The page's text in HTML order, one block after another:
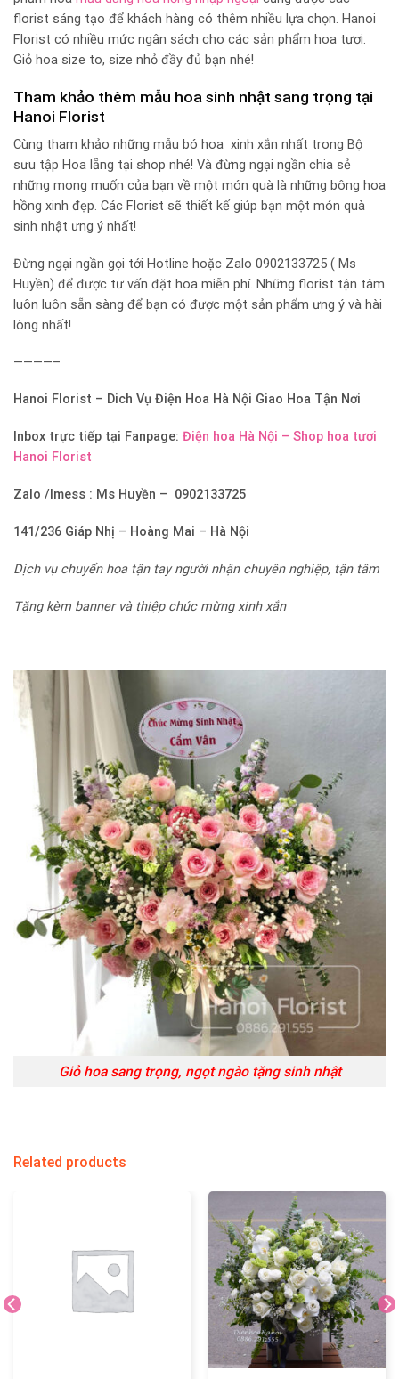
florist sáng tạo để khách hàng có thêm nhiều lựa chọn. Hanoi
Florist có nhiều mức ngân sách cho các sản phẩm hoa tươi.
Giỏ hoa size to, size nhỏ đầy đủ bạn nhé!
Tham khảo thêm mẫu hoa sinh nhật sang trọng tại
Hanoi Florist
Cùng tham khảo những mẫu bó hoa xinh xắn nhất trong Bộ
sưu tập Hoa lẵng tại shop nhé! Và đừng ngại ngần chia sẻ
những mong muốn của bạn về một món quà là những bông hoa
hồng xinh đẹp. Các Florist sẽ thiết kế giúp bạn một món quà
sinh nhật ưng ý nhất!
Đừng ngại ngần gọi tới Hotline hoặc Zalo 0902133725 ( Ms
Huyền) để được tư vấn đặt hoa miễn phí. Những florist tận tâm
luôn luôn sẵn sàng để bạn có được một sản phẩm ưng ý và hài
lòng nhất!
————–
Hanoi Florist – Dich Vụ Điện Hoa Hà Nội Giao Hoa Tận Nơi
Inbox trực tiếp tại Fanpage: Điện hoa Hà Nội – Shop hoa tươi
Hanoi Florist
Zalo /Imess : Ms Huyền – 0902133725
141/236 Giáp Nhị – Hoàng Mai – Hà Nội
Dịch vụ chuyển hoa tận tay người nhận chuyên nghiệp, tận tâm
Tặng kèm banner và thiệp chúc mừng xinh xắn
Giỏ hoa sang trọng, ngọt ngào tặng sinh nhật
Related products